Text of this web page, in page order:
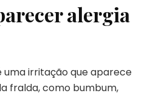
alergia
irritação que aparece
fralda, como bumbum,